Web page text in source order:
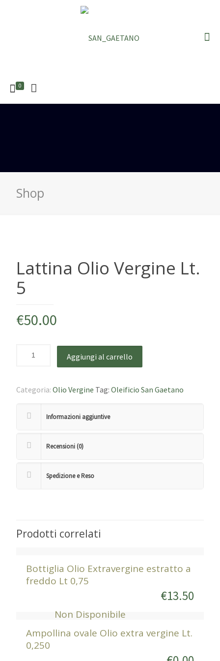
0
Shop
Lattina Olio Vergine Lt.
5
€50.00
Aggiungi al carrello
Categoria: Olio Vergine Tag: Oleificio San Gaetano
Informazioni aggiuntive
Recensioni (0)
Spedizione e Reso
Prodotti correlati
Bottiglia Olio Extravergine estratto a
freddo Lt 0,75
€13.50
Non Disponibile
Ampollina ovale Olio extra vergine Lt.
0,250